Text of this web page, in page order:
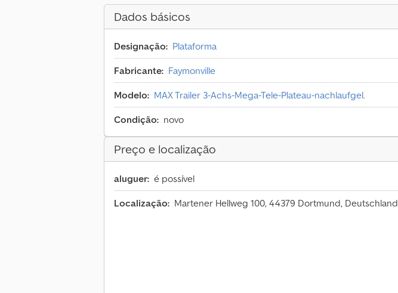
Dados básicos
Designação: Plataforma
Fabricante: Faymonville
Modelo: MAX Trailer 3-Achs-Mega-Tele-Plateau-nachlaufgel.
Condição: novo
Preço e localização
aluguer: é possível
Localização: Martener Hellweg 100, 44379 Dortmund, Deutschland